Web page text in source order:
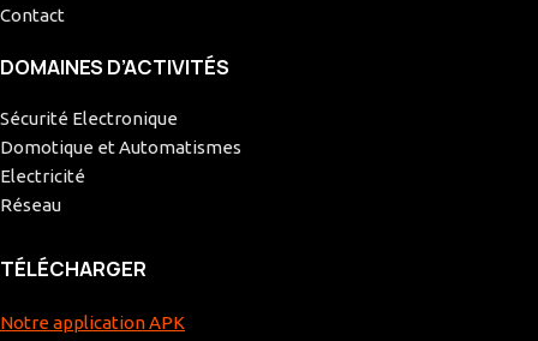
Contact
DOMAINES D’ACTIVITÉS
Sécurité Electronique
Domotique et Automatismes
Electricité
Réseau
TÉLÉCHARGER
Notre application APK